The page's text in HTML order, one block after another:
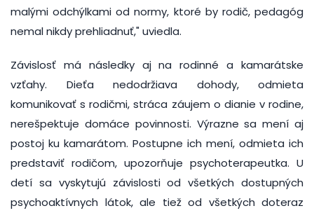
malými odchýlkami od normy, ktoré by rodič, pedagóg
nemal nikdy prehliadnuť," uviedla.
Závislosť má následky aj na rodinné a kamarátske
vzťahy. Dieťa nedodržiava dohody, odmieta
komunikovať s rodičmi, stráca záujem o dianie v rodine,
nerešpektuje domáce povinnosti. Výrazne sa mení aj
postoj ku kamarátom. Postupne ich mení, odmieta ich
predstaviť rodičom, upozorňuje psychoterapeutka. U
detí sa vyskytujú závislosti od všetkých dostupných
psychoaktívnych látok, ale tiež od všetkých doteraz